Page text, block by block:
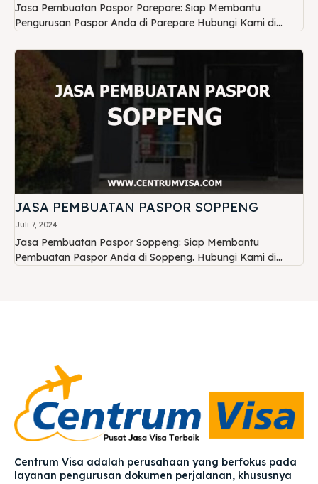
Jasa Pembuatan Paspor Parepare: Siap Membantu
Pengurusan Paspor Anda di Parepare Hubungi Kami di...
JASA PEMBUATAN PASPOR SOPPENG
Juli 7, 2024
Jasa Pembuatan Paspor Soppeng: Siap Membantu
Pembuatan Paspor Anda di Soppeng. Hubungi Kami di...
Centrum Visa adalah perusahaan yang berfokus pada
layanan pengurusan dokumen perjalanan, khususnya